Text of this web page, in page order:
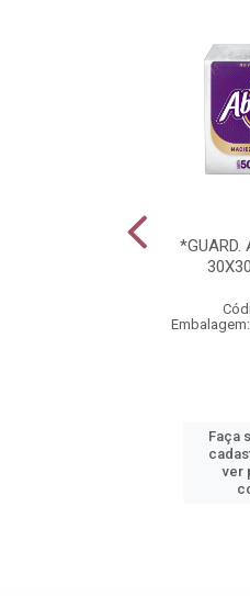
*GUARD.
Faça
ver